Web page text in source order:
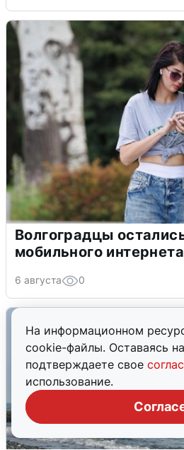
На информационном
cookie-файлы. Оставаясь
подтверждаете свое
использование.
Волгоградцы
мобильного интернета
6 августа 0